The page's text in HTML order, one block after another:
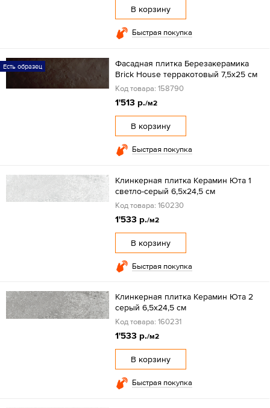
В корзину
Быстрая покупка
Есть образец
Фасадная плитка Березакерамика
Brick House терракотовый 7,5х25 см
Код товара: 158790
1'513 р./м2
В корзину
Быстрая покупка
Клинкерная плитка Керамин Юта 1
светло-серый 6,5x24,5 см
Код товара: 160230
1'533 р./м2
В корзину
Быстрая покупка
Клинкерная плитка Керамин Юта 2
серый 6,5x24,5 см
Код товара: 160231
1'533 р./м2
В корзину
Быстрая покупка